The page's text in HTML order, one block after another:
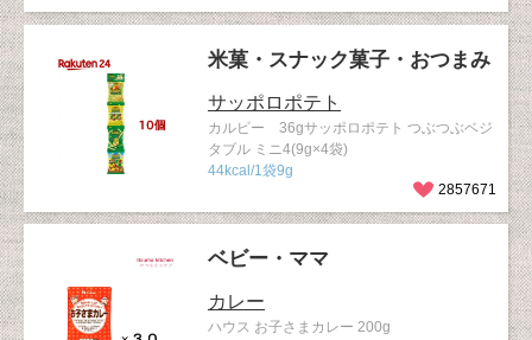
米菓・スナック菓子・おつまみ
サッポロポテト
カルビー 36gサッポロポテト つぶつぶベジ
タブル ミニ4(9g×4袋)
44kcal/1袋9g
2857671
ベビー・ママ
カレー
ハウス お子さまカレー 200g